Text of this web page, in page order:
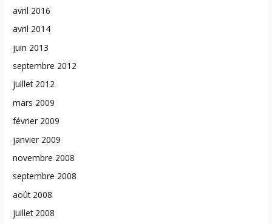
avril 2016
avril 2014
juin 2013
septembre 2012
juillet 2012
mars 2009
février 2009
janvier 2009
novembre 2008
septembre 2008
août 2008
juillet 2008